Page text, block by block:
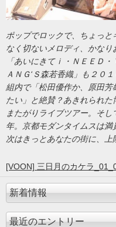
ポップでロックで、ちょっ
なく切ないメロディ、かなり
「あいにきてｉ・ＮＥＥＤ
ＡＮＧ‘Ｓ森若香織」も２０
組内で「松田優作か、原田
たい」と絶賛？あきれられ
またがりライブツアー。そ
年。京都モダンタイムスは満
次はきっとあなたの街に、上
[VOON] 三日月のカケラ
新着情報
最近のエントリー